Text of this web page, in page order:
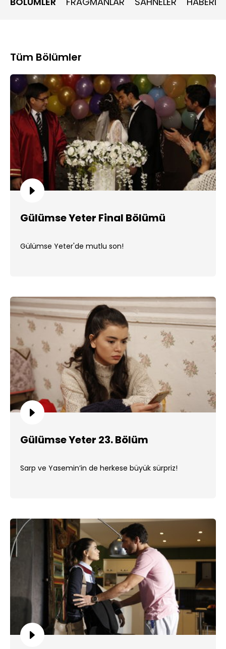
Tüm Bölümler
Gülümse Yeter Final Bölümü
Gülümse Yeter'de mutlu son!
Gülümse Yeter 23. Bölüm
Sarp ve Yasemin’in de herkese büyük sürpriz!